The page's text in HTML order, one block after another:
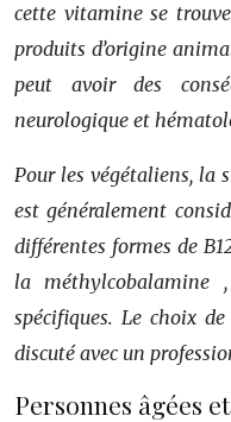
cette vitamine se
produits d’origine
peut avoir des
neurologique et
Pour les végétaliens, la
est généralement
différentes formes de
laméthylcobalamine
spécifiques. Le choix
discuté avec un
Personnes âgées